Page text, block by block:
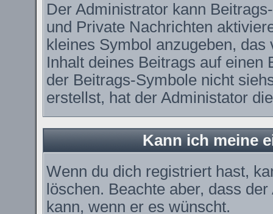
Der Administrator kann
und Private Nachrichten
kleines Symbol anzugeben,
Inhalt deines Beitrags auf
der Beitrags-Symbole nicht
erstellst, hat der Administator
Kann ich meine
Wenn du dich registriert hast,
löschen. Beachte aber, dass
kann, wenn er es wünscht.